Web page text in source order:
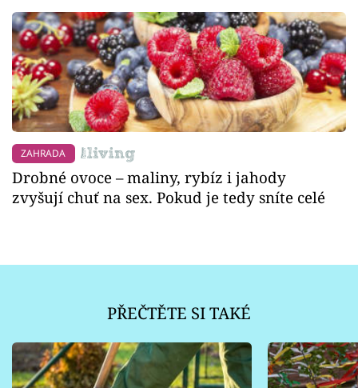
ZAHRADA
Drobné ovoce – maliny, rybíz i jahody
zvyšují chuť na sex. Pokud je tedy sníte celé
PŘEČTĚTE SI TAKÉ